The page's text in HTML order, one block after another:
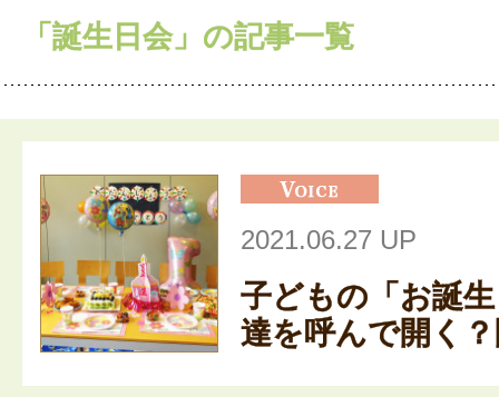
「誕生日会」の記事一覧
2021.06.27 UP
子どもの「お誕
達を呼んで開く